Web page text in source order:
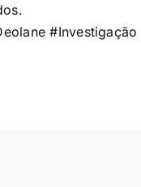
#Investigação